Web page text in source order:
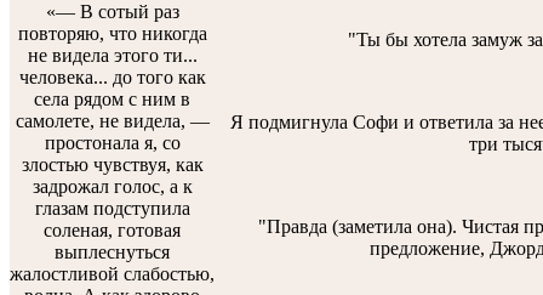
«— В сотый раз
повторяю, что никогда
не видела этого ти...
человека... до того как
села рядом с ним в
самолете, не видела, —
простонала я, со
злостью чувствуя, как
задрожал голос, а к
глазам подступила
соленая, готовая
выплеснуться
жалостливой слабостью,
"Ты бы хотела замуж
Я подмигнула Софи и ответила за
три
"Правда (заметила она). Чистая
предложение,